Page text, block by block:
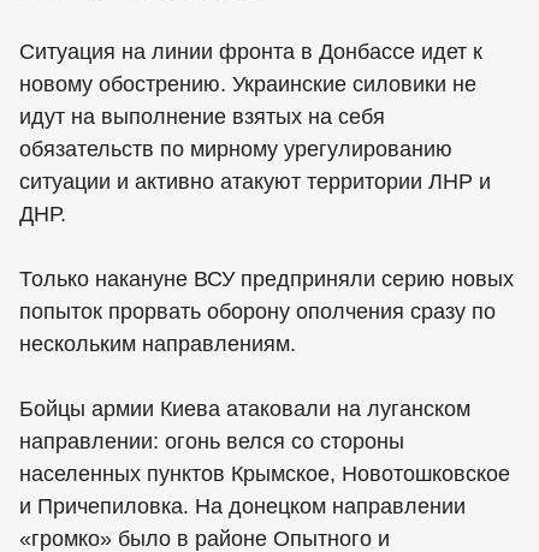
Ситуация на линии фронта в Донбассе идет к
новому обострению. Украинские силовики не
идут на выполнение взятых на себя
обязательств по мирному урегулированию
ситуации и активно атакуют территории ЛНР и
ДНР.
Только накануне ВСУ предприняли серию новых
попыток прорвать оборону ополчения сразу по
нескольким направлениям.
Бойцы армии Киева атаковали на луганском
направлении: огонь велся со стороны
населенных пунктов Крымское, Новотошковское
и Причепиловка. На донецком направлении
«громко» было в районе Опытного и